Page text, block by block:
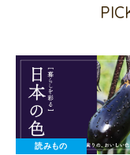
読みもの